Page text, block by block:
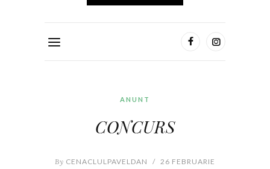
ANUNT
CONCURS
By CENACLULPAVELDAN / 26 FEBRUARIE